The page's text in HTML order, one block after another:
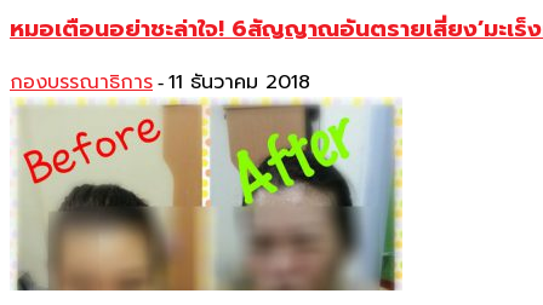
หมอเตือนอย่าชะล่าใจ! 6สัญญาณอันตรายเสี่ยง’มะเร็
กองบรรณาธิการ - 11 ธันวาคม 2018